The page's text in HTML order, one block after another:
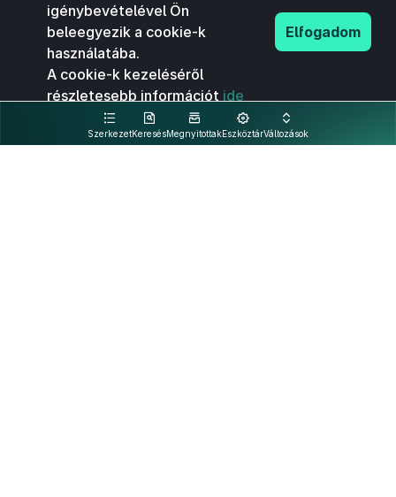
SzerkezetKeresésMegnyitottakEszköztárVáltozások
igénybevételével Ön
beleegyezik a cookie-k
használatába.
A cookie-k kezeléséről
részletesebb információt ide
kattintva olvashat.
Elfogadom